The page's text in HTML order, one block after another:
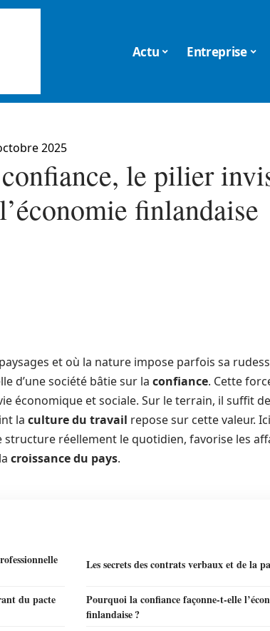
Actu Entreprise
2025
le pilier
finlandaise
et où la nature impose parfois sa
d’une société bâtie sur la confiance. Cette
économique et sociale. Sur le terrain, il suffit
la culture du travail repose sur cette valeur.
structure réellement le quotidien, favorise les
croissance du pays.
Les secrets des contrats verbaux et de la
du pacte
Pourquoi la confiance façonne-t-elle
finlandaise ?